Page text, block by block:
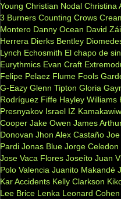
Young Christian Nodal Christina
3 Burners Counting Crows
Montero Danny Ocean David
Herrera Dierks Bentley
Lynch Echosmith El chapo de
Eurythmics Evan Craft
Felipe Pelaez Flume Fools
G-Eazy Glenn Tipton Gloria
Rodríguez Fiffe Hayley Williams
Presnyakov Israel IZ
Cooper Jake Owen James
Donovan Jhon Alex Castaño
Pardi Jonas Blue Jorge Celedon
Jose Vaca Flores Joseíto Juan
Polo Valencia Juanito Makandé
Kar Accidents Kelly Clarkson
Lee Brice Lenka Leonard Cohen